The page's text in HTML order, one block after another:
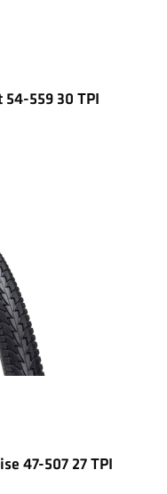
54-559 30 TPI
47-507 27 TPI